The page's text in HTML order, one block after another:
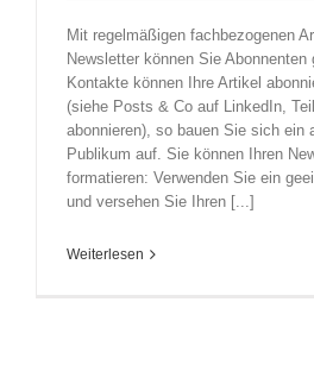
Mit regelmäßigen fachbezogenen
Newsletter können Sie
Kontakte können Ihre Artikel
(siehe Posts & Co auf LinkedIn,
abonnieren), so bauen Sie sich ein
Publikum auf. Sie können Ihren
formatieren: Verwenden Sie ein
und versehen Sie Ihren [...]
Weiterlesen